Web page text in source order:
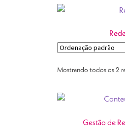
Mostrando todos os 2
Gestão de